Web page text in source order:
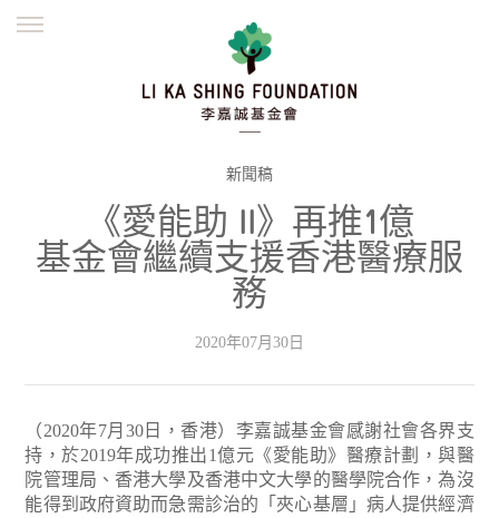
並肩同行
繁體
新聞稿
《愛能助 II》再推1億
基金會繼續支援香港醫療服
務
2020年07月30日
（2020年7月30日，香港）李嘉誠基金會感謝社會各界支
持，於2019年成功推出1億元《愛能助》醫療計劃，與醫
院管理局、香港大學及香港中文大學的醫學院合作，為沒
能得到政府資助而急需診治的「夾心基層」病人提供經濟